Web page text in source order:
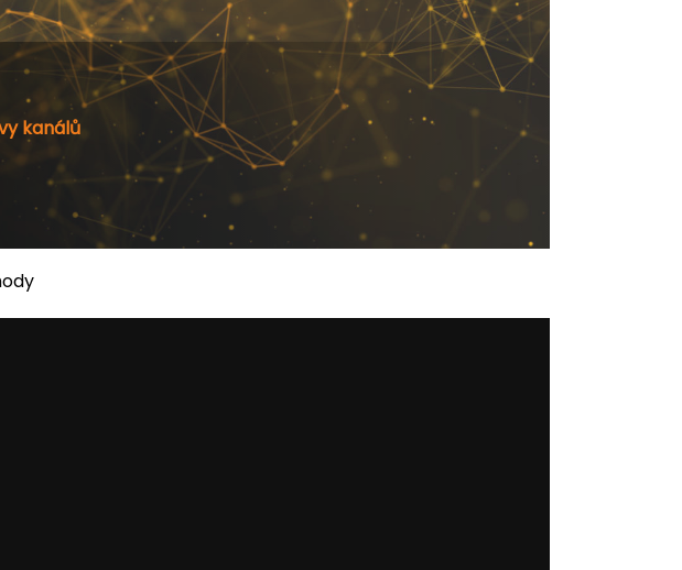
kanálů